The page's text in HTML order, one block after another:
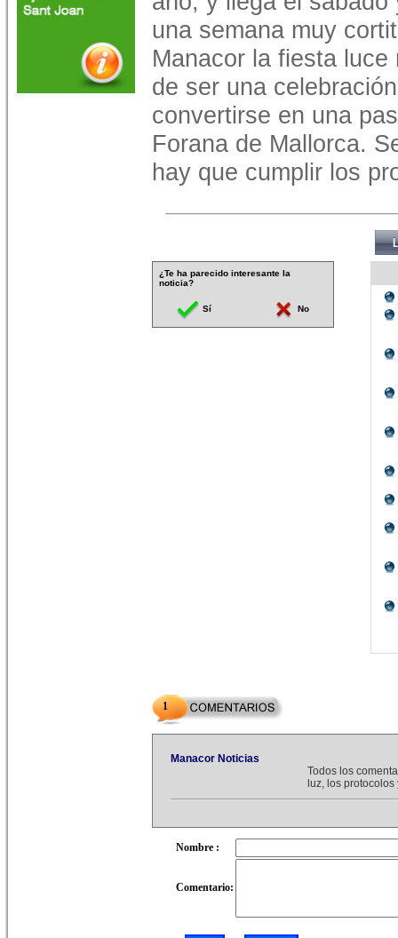
una semana muy
Manacor la fiesta
de ser una
convertirse en una
Forana de Mallorca.
hay que cumplir los
¿Te ha parecido interesante la
noticia?
Sí No
1
Manacor Noticias
Todos los
luz, los
Nombre :
Comentario: